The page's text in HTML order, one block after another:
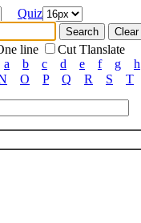
Quiz
line
Cut Tlanslate
a
b c d e f g
h
O P Q R S T